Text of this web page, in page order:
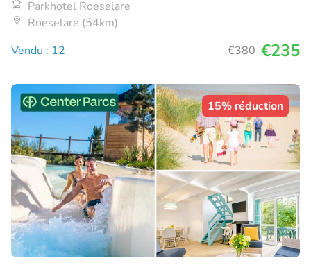
Parkhotel Roeselare
Roeselare (54km)
Vendu : 12
€380 €235
15% réduction